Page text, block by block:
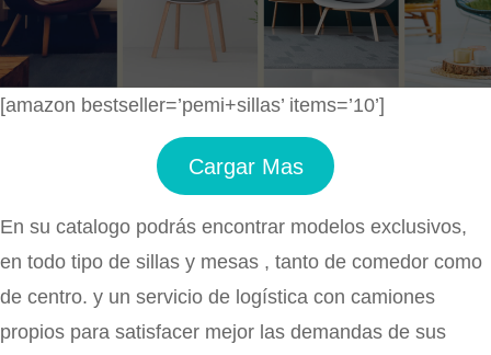
[amazon bestseller=’pemi+sillas’ items=’10’]
Cargar Mas
En su catalogo podrás encontrar modelos exclusivos,
en todo tipo de sillas y mesas , tanto de comedor como
de centro. y un servicio de logística con camiones
propios para satisfacer mejor las demandas de sus